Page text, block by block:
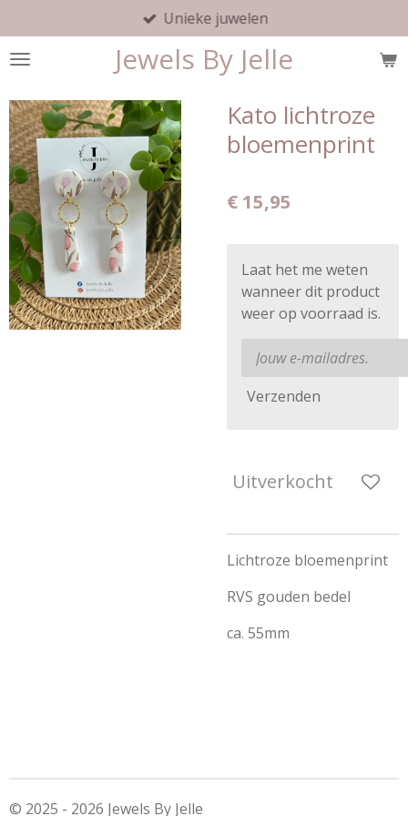
direct
naar
hoofdinhoud
Jewels By Jelle
Unieke juwelen
Kato lichtroze
bloemenprint
€ 15,95
Laat het me weten
wanneer dit product
weer op voorraad is.
Verzenden
Uitverkocht
Lichtroze bloemenprint
RVS gouden bedel
ca. 55mm
© 2025 - 2026 Jewels By Jelle